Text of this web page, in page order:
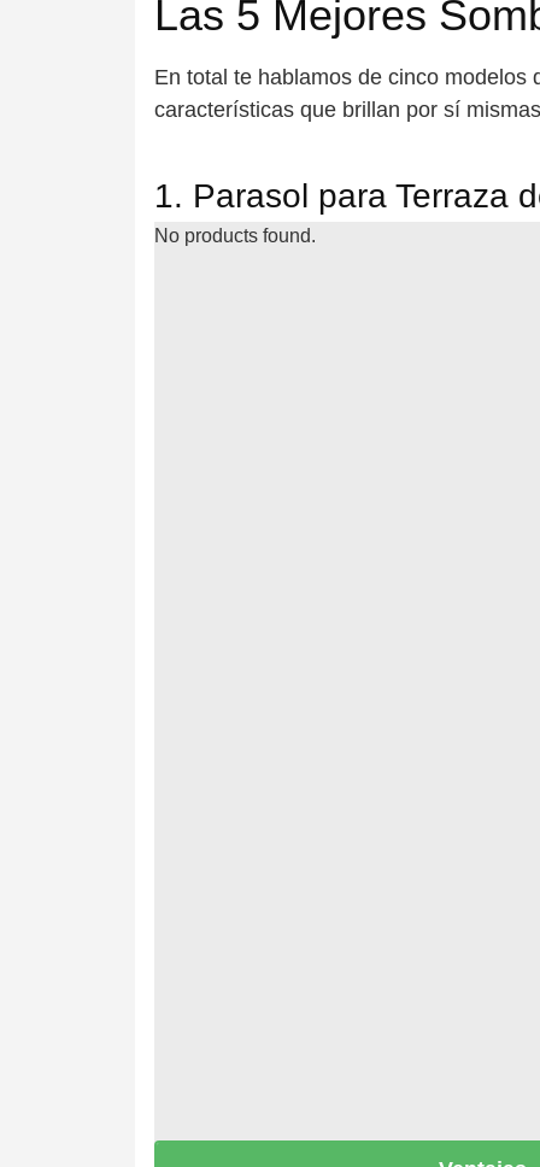
Las 5 Mejores
En total te hablamos de cinco
características que brillan por sí
1. Parasol para Terraza
No products found.